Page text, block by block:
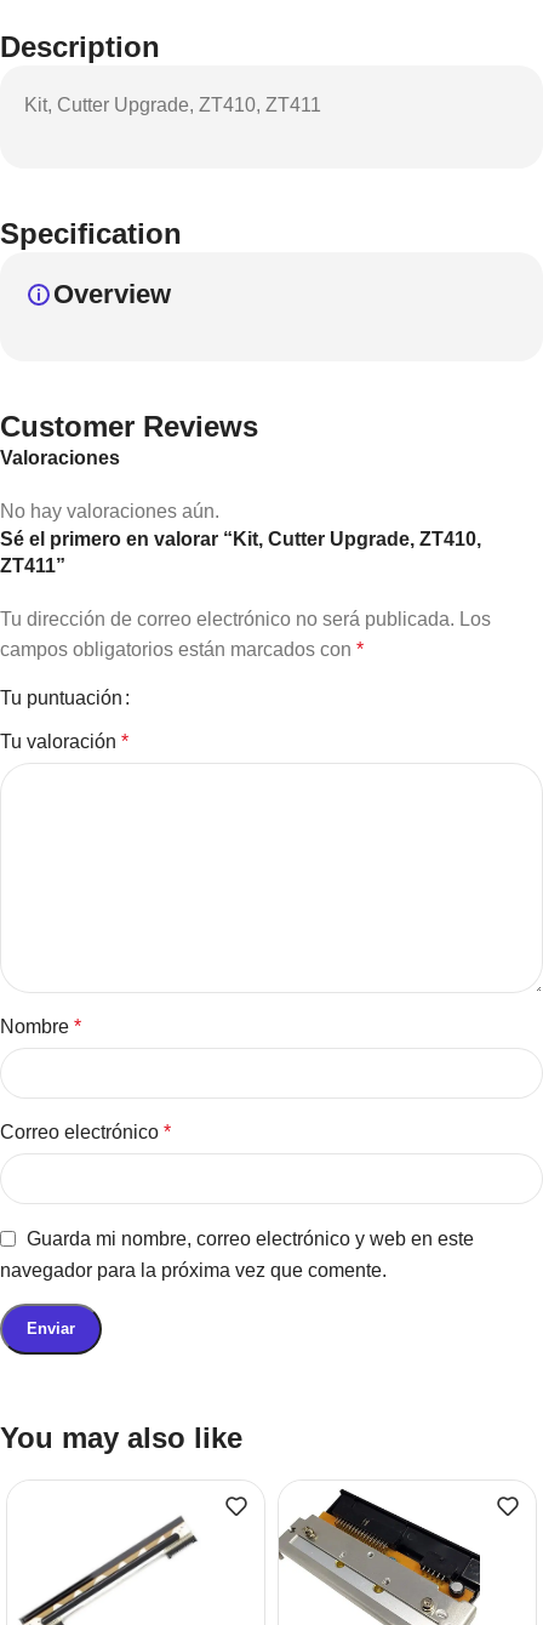
Description
Kit, Cutter Upgrade, ZT410, ZT411
Specification
Overview
Customer Reviews
Valoraciones
No hay valoraciones aún.
Sé el primero en valorar “Kit, Cutter Upgrade, ZT410,
ZT411”
Tu dirección de correo electrónico no será publicada. Los
campos obligatorios están marcados con *
Tu puntuación
Tu valoración *
Nombre *
Correo electrónico *
Guarda mi nombre, correo electrónico y web en este
navegador para la próxima vez que comente.
You may also like